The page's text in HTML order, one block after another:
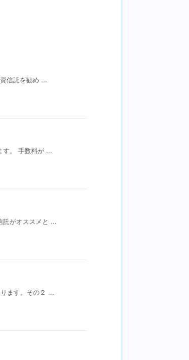
信託を勧め ...
す。 手数料が ...
託がオススメと ...
ます。その２ ...